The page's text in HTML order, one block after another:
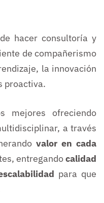
hacer consultoría y
de compañerismo
la innovación
proactiva.
mejores ofreciendo
a través
valor en cada
entregandocalidad
para que